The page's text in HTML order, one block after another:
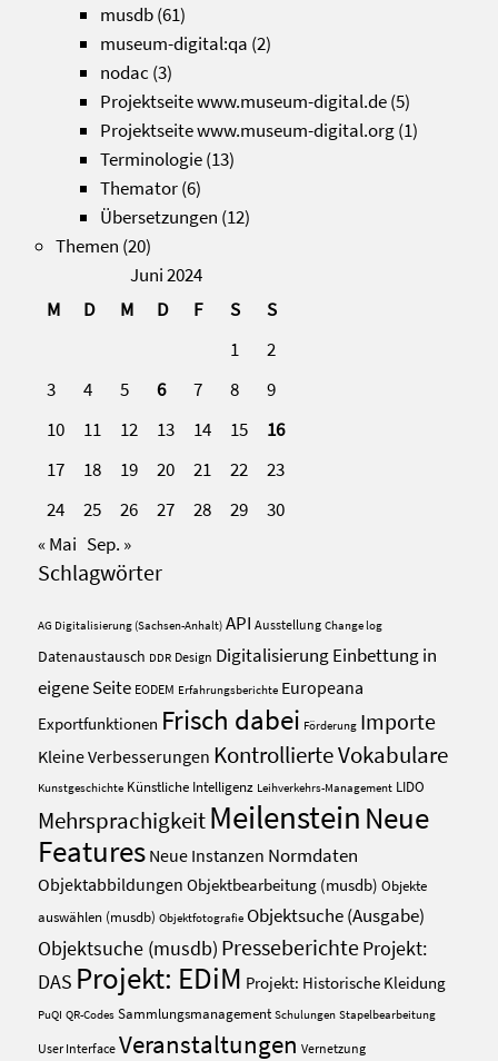
musdb(61)
museum-digital:qa (2)
nodac (3)
Projektseite www.museum-digital.de(5)
Projektseite www.museum-digital.org(1)
Terminologie(13)
Themator(6)
Übersetzungen (12)
Themen (20)
Juni 2024
M
D M D F S
S
1
2
3
4 5 6 7 8
9
10
11 12 13 14 15
16
17
18 19 20 21 22
23
24
25 26 27 28 29
30
« Mai Sep. »
Schlagwörter
AG Digitalisierung (Sachsen-Anhalt) API Ausstellung Change log
Datenaustausch DDR Design Digitalisierung Einbettung in
eigene Seite EODEM Erfahrungsberichte Europeana
Exportfunktionen Frisch dabei Förderung Importe
Kleine Verbesserungen Kontrollierte Vokabulare
Kunstgeschichte Künstliche Intelligenz Leihverkehrs-Management LIDO
Mehrsprachigkeit Meilenstein Neue
Features Neue Instanzen Normdaten
Objektabbildungen Objektbearbeitung (musdb) Objekte
auswählen (musdb) Objektfotografie Objektsuche (Ausgabe)
Objektsuche (musdb) PresseberichteProjekt:
DAS Projekt: EDiM Projekt: Historische Kleidung
PuQI QR-Codes Sammlungsmanagement Schulungen Stapelbearbeitung
User Interface Veranstaltungen Vernetzung